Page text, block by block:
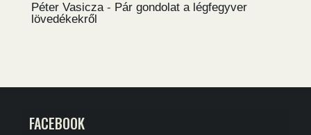
Péter Vasicza- Pár gondolat a légfegyver
lövedékekről
FACEBOOK